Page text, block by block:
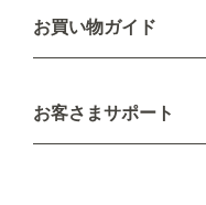
新規会員登録
お買い物ガイド
配送について
不良品・返品について
お客さまサポート